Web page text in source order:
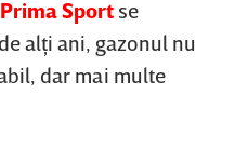
Prima Sport se
alţi ani, gazonul nu
dar mai multe